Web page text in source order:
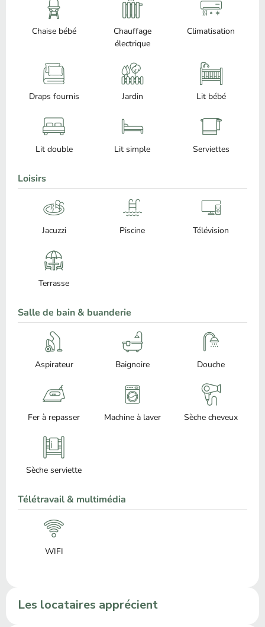
Chaise bébé
Chauffage
électrique
Climatisation
Draps fournis Jardin Lit bébé
Lit double Lit simple Serviettes
Loisirs
Jacuzzi Piscine Télévision
Terrasse
Salle de bain & buanderie
Aspirateur Baignoire Douche
Fer à repasser Machine à laver Sèche cheveux
Sèche serviette
Télétravail & multimédia
WIFI
Les locataires apprécient